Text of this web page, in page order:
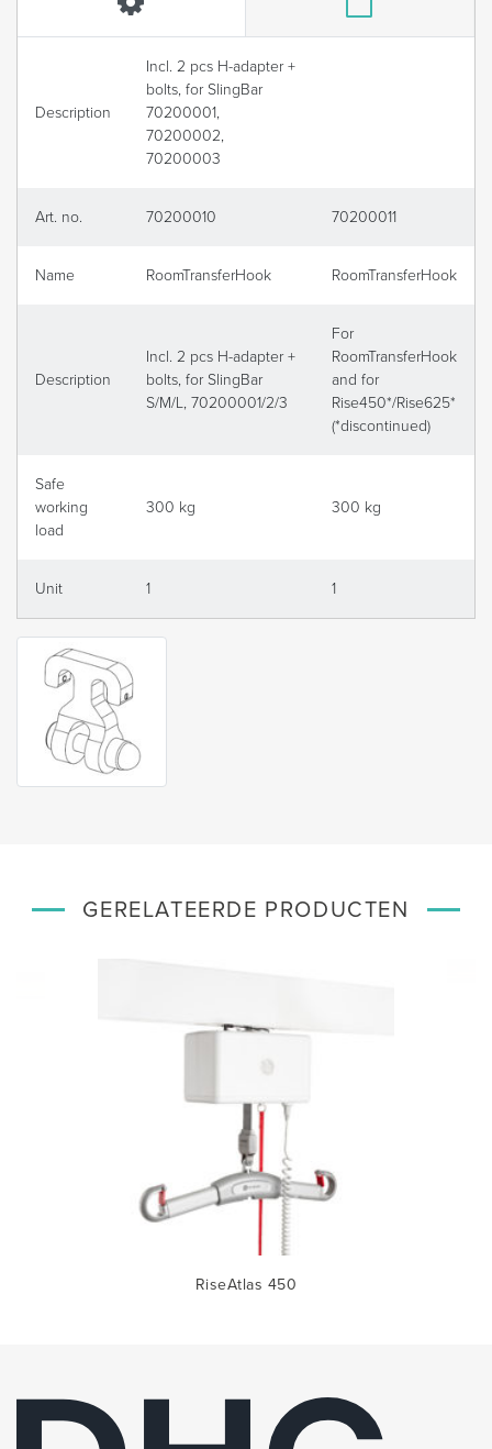
Description
Incl. 2 pcs H-adapter +
bolts, for SlingBar
70200001,
70200002,
70200003
Art. no. 70200010 70200011
Name RoomTransferHook RoomTransferHook
Description
Incl. 2 pcs H-adapter +
bolts, for SlingBar
S/M/L, 70200001/2/3
For
RoomTransferHook
and for
Rise450*/Rise625*
(*discontinued)
Safe
working
load
300 kg 300 kg
Unit 1 1
GERELATEERDE PRODUCTEN
RiseAtlas 450